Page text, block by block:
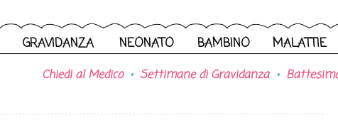
GRAVIDANZA NEONATO BAMBINO MALATTIE
Chiedi al Medico Settimane di Gravidanza